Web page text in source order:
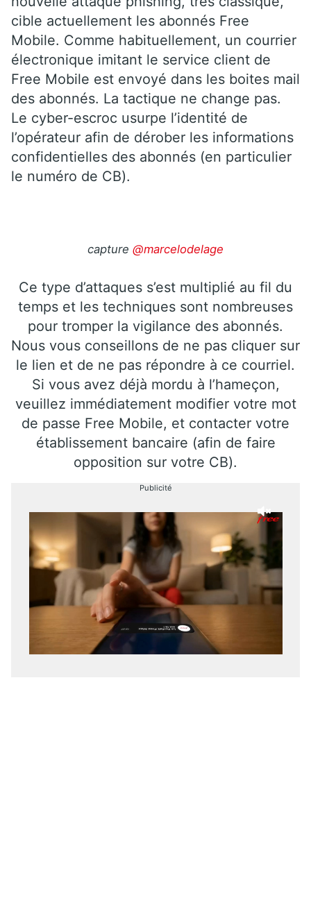
cible actuellement les abonnés Free
Mobile. Comme habituellement, un courrier
électronique imitant le service client de
Free Mobile est envoyé dans les boites mail
des abonnés. La tactique ne change pas.
Le cyber-escroc usurpe l’identité de
l’opérateur afin de dérober les informations
confidentielles des abonnés (en particulier
le numéro de CB).
capture @marcelodelage
Ce type d’attaques s’est multiplié au fil du
temps et les techniques sont nombreuses
pour tromper la vigilance des abonnés.
Nous vous conseillons de ne pas cliquer sur
le lien et de ne pas répondre à ce courriel.
Si vous avez déjà mordu à l’hameçon,
veuillez immédiatement modifier votre mot
de passe Free Mobile, et contacter votre
établissement bancaire (afin de faire
opposition sur votre CB).
Publicité